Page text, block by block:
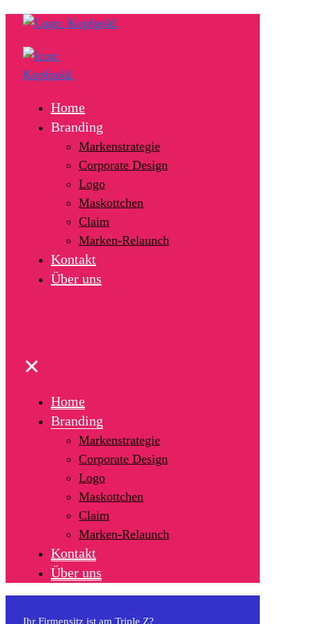
Home
Branding
Markenstrategie
Corporate Design
Logo
Maskottchen
Claim
Marken-Relaunch
Kontakt
Über uns
✕
Home
Branding
Markenstrategie
Corporate Design
Logo
Maskottchen
Claim
Marken-Relaunch
Kontakt
Über uns
Ihr Firmensitz ist am Triple Z?